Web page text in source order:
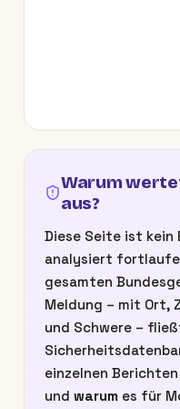
Warum
aus?
Diese Seite ist kein
analysiert
gesamten
Meldung – mit Ort,
und Schwere –
einzelnen
und warum es für